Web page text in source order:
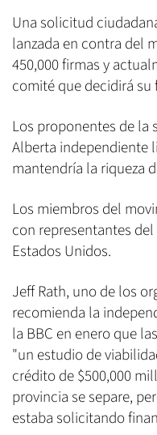
Una solicitud
lanzada en contra del
450,000 firmas y
comité que decidirá su
Los proponentes de la
Alberta independiente
mantendría la riqueza
Los miembros del
con representantes
Estados Unidos.
Jeff Rath, uno de los
recomienda la
la BBC en enero que
"un estudio de
crédito de $500,000
provincia se separe,
estaba solicitando